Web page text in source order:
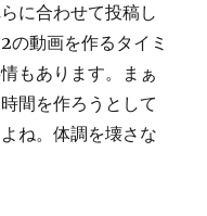
に合わせて投稿し
の動画を作るタイミ
もあります。まぁ
間を作ろうとして
ね。体調を壊さな